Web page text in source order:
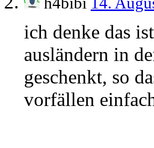
ich denke das
ausländern in
geschenkt, so
vorfällen